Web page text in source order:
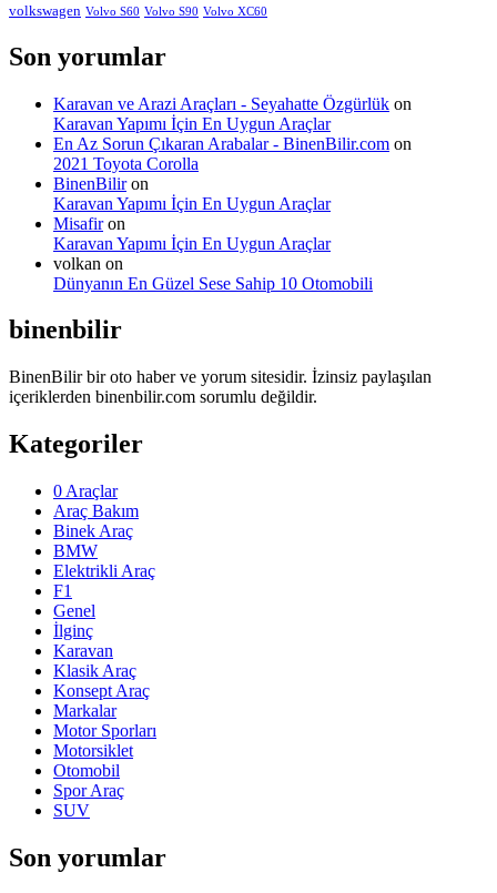
volkswagen Volvo S60 Volvo S90 Volvo XC60
Son yorumlar
Karavan ve Arazi Araçları - Seyahatte Özgürlük on
Karavan Yapımı İçin En Uygun Araçlar
En Az Sorun Çıkaran Arabalar - BinenBilir.com on
2021 Toyota Corolla
BinenBiliron
Karavan Yapımı İçin En Uygun Araçlar
Misafiron
Karavan Yapımı İçin En Uygun Araçlar
volkan on
Dünyanın En Güzel Sese Sahip 10 Otomobili
binenbilir
BinenBilir bir oto haber ve yorum sitesidir. İzinsiz paylaşılan
içeriklerden binenbilir.com sorumlu değildir.
Kategoriler
0 Araçlar
Araç Bakım
Binek Araç
BMW
Elektrikli Araç
F1
Genel
İlginç
Karavan
Klasik Araç
Konsept Araç
Markalar
Motor Sporları
Motorsiklet
Otomobil
Spor Araç
SUV
Son yorumlar